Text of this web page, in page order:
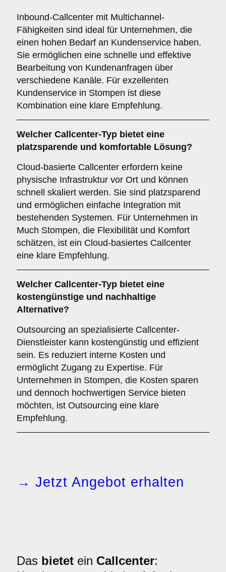
Inbound-Callcenter mit Multichannel-
Fähigkeiten sind ideal für Unternehmen, die
einen hohen Bedarf an Kundenservice haben.
Sie ermöglichen eine schnelle und effektive
Bearbeitung von Kundenanfragen über
verschiedene Kanäle. Für exzellenten
Kundenservice in Stompen ist diese
Kombination eine klare Empfehlung.
Welcher Callcenter-Typ bietet eine
platzsparende und komfortable Lösung?
Cloud-basierte Callcenter erfordern keine
physische Infrastruktur vor Ort und können
schnell skaliert werden. Sie sind platzsparend
und ermöglichen einfache Integration mit
bestehenden Systemen. Für Unternehmen in
Much Stompen, die Flexibilität und Komfort
schätzen, ist ein Cloud-basiertes Callcenter
eine klare Empfehlung.
Welcher Callcenter-Typ bietet eine
kostengünstige und nachhaltige
Alternative?
Outsourcing an spezialisierte Callcenter-
Dienstleister kann kostengünstig und effizient
sein. Es reduziert interne Kosten und
ermöglicht Zugang zu Expertise. Für
Unternehmen in Stompen, die Kosten sparen
und dennoch hochwertigen Service bieten
möchten, ist Outsourcing eine klare
Empfehlung.
→ Jetzt Angebot erhalten
Das bietet ein Callcenter: